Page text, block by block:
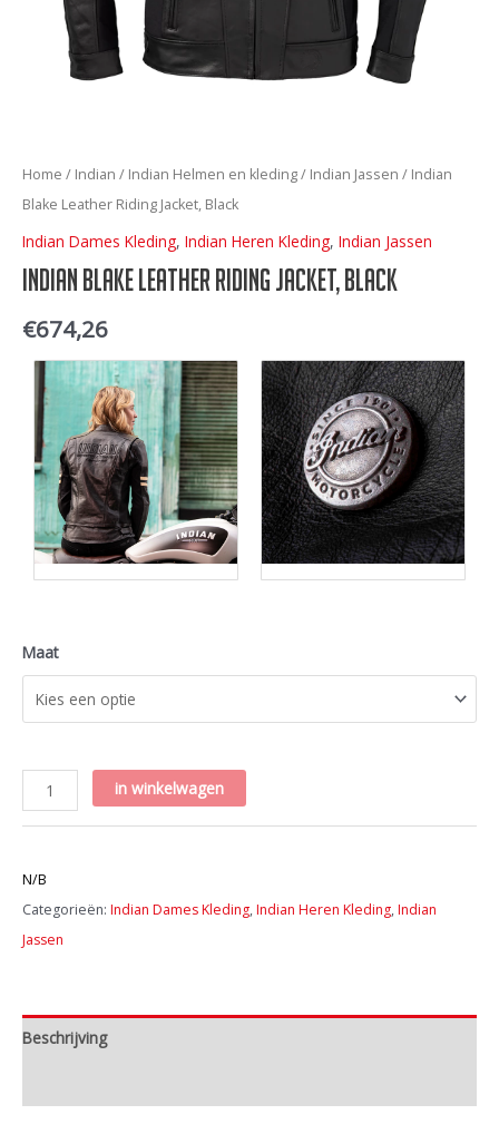
Home / Indian / Indian Helmen en kleding/ Indian Jassen / Indian
Blake Leather Riding Jacket, Black
Indian Dames Kleding, Indian Heren Kleding, Indian Jassen
Indian Blake Leather Riding Jacket, Black
€674,26
Maat
Indian
Blake
Riding
Jacket,
Black
in winkelwagen
N/B
Categorieën: Indian Dames Kleding,Indian Heren Kleding,Indian
Jassen
Beschrijving